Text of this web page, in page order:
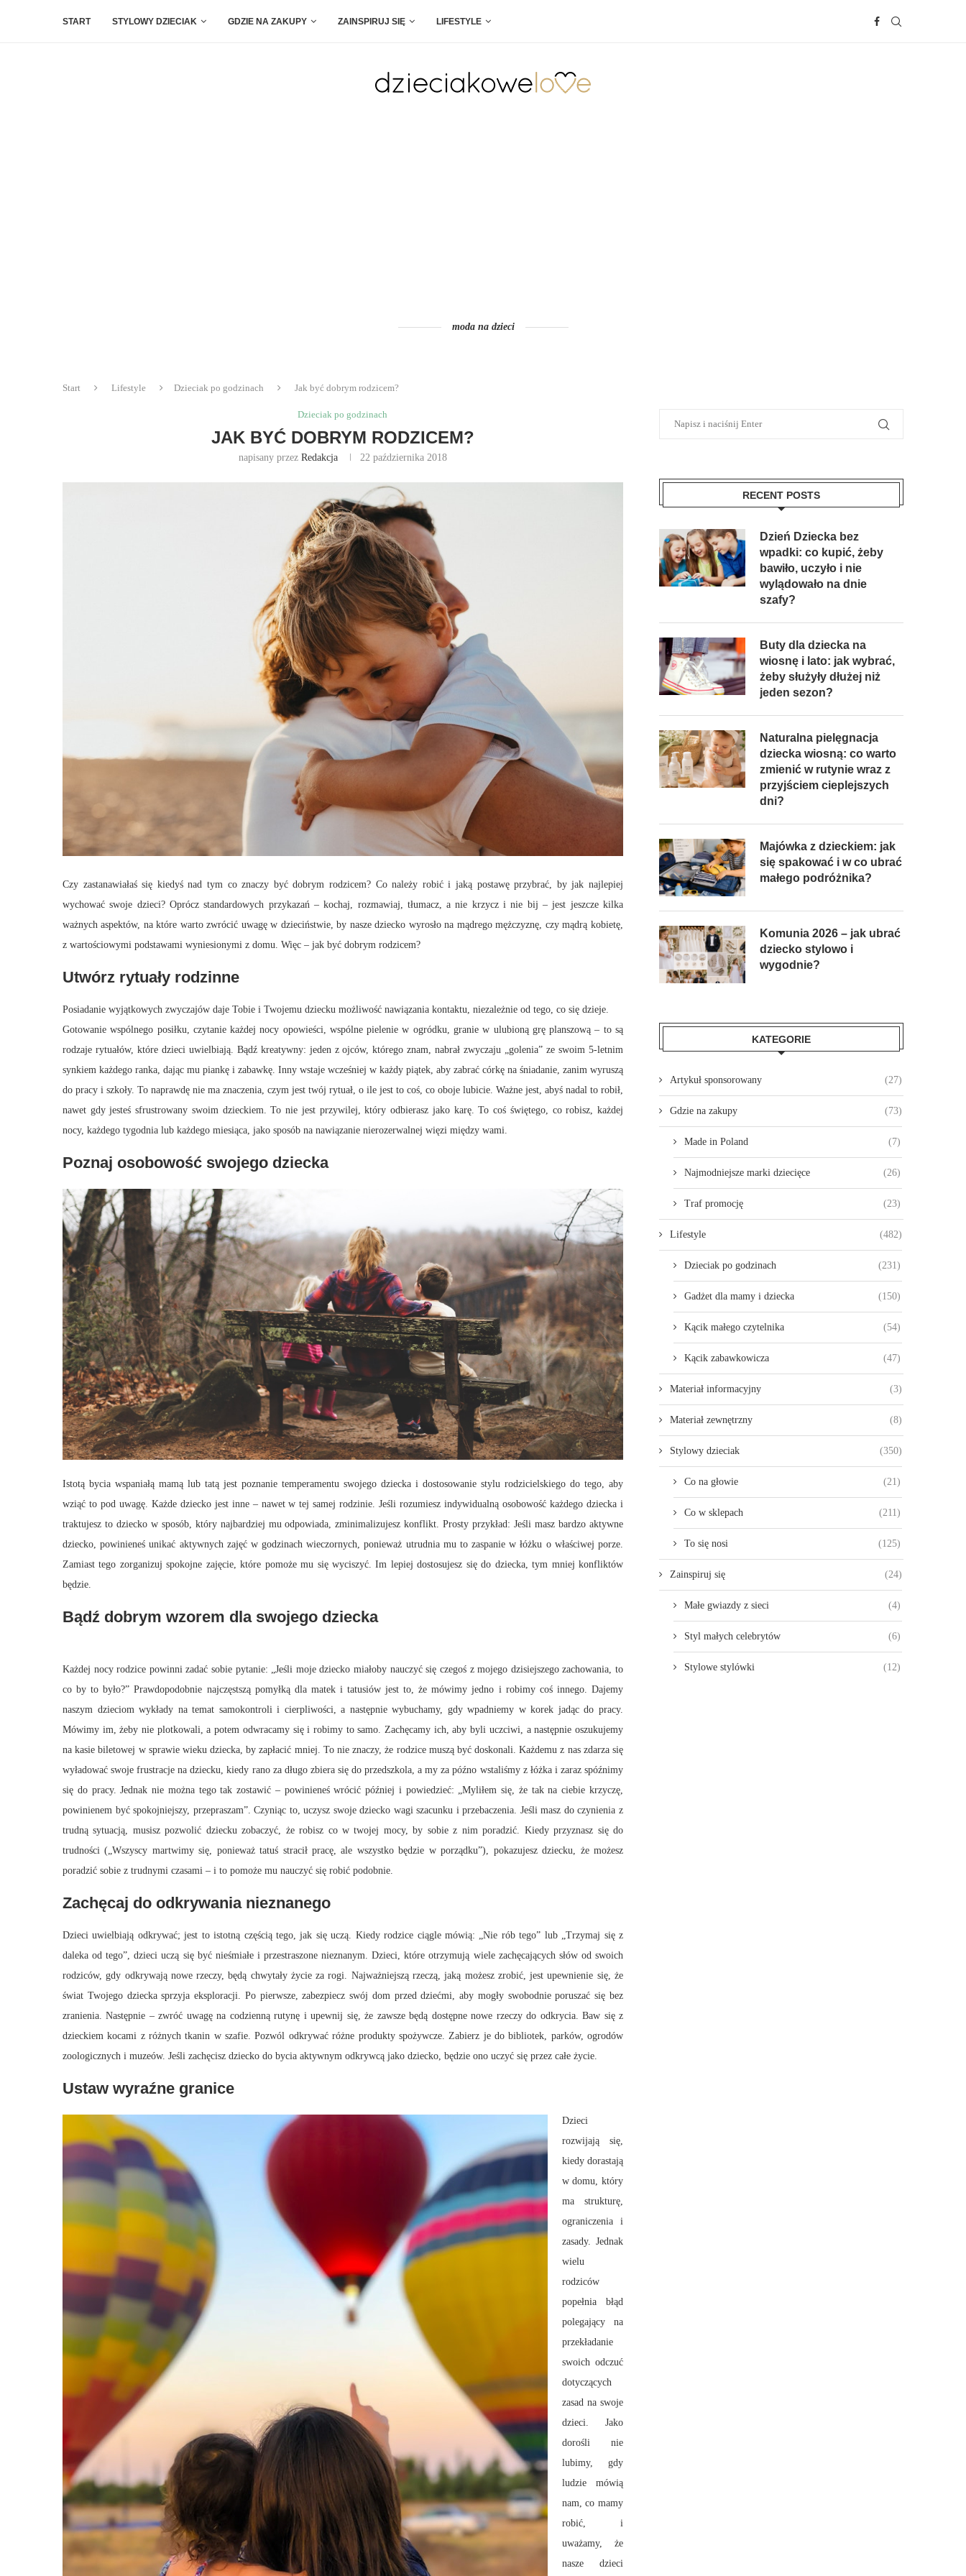
START STYLOWY DZIECIAK GDZIE NA ZAKUPY ZAINSPIRUJ SIĘ LIFESTYLE
moda na dzieci
Start Lifestyle Dzieciak po godzinach Jak być dobrym rodzicem?
Dzieciak po godzinach
JAK BYĆ DOBRYM RODZICEM?
napisany przez Redakcja 22 października 2018
Czy zastanawiałaś się kiedyś nad tym co znaczy być dobrym rodzicem? Co należy robić i jaką postawę przybrać, by jak najlepiej
wychować swoje dzieci? Oprócz standardowych przykazań – kochaj, rozmawiaj, tłumacz, a nie krzycz i nie bij – jest jeszcze kilka
ważnych aspektów, na które warto zwrócić uwagę w dzieciństwie, by nasze dziecko wyrosło na mądrego mężczyznę, czy mądrą kobietę,
z wartościowymi podstawami wyniesionymi z domu. Więc – jak być dobrym rodzicem?
Utwórz rytuały rodzinne
Posiadanie wyjątkowych zwyczajów daje Tobie i Twojemu dziecku możliwość nawiązania kontaktu, niezależnie od tego, co się dzieje.
Gotowanie wspólnego posiłku, czytanie każdej nocy opowieści, wspólne pielenie w ogródku, granie w ulubioną grę planszową – to są
rodzaje rytuałów, które dzieci uwielbiają. Bądź kreatywny: jeden z ojców, którego znam, nabrał zwyczaju „golenia” ze swoim 5-letnim
synkiem każdego ranka, dając mu piankę i zabawkę. Inny wstaje wcześniej w każdy piątek, aby zabrać córkę na śniadanie, zanim wyruszą
do pracy i szkoły. To naprawdę nie ma znaczenia, czym jest twój rytuał, o ile jest to coś, co oboje lubicie. Ważne jest, abyś nadal to robił,
nawet gdy jesteś sfrustrowany swoim dzieckiem. To nie jest przywilej, który odbierasz jako karę. To coś świętego, co robisz, każdej
nocy, każdego tygodnia lub każdego miesiąca, jako sposób na nawiązanie nierozerwalnej więzi między wami.
Poznaj osobowość swojego dziecka
Istotą bycia wspaniałą mamą lub tatą jest poznanie temperamentu swojego dziecka i dostosowanie stylu rodzicielskiego do tego, aby
wziąć to pod uwagę. Każde dziecko jest inne – nawet w tej samej rodzinie. Jeśli rozumiesz indywidualną osobowość każdego dziecka i
traktujesz to dziecko w sposób, który najbardziej mu odpowiada, zminimalizujesz konflikt. Prosty przykład: Jeśli masz bardzo aktywne
dziecko, powinieneś unikać aktywnych zajęć w godzinach wieczornych, ponieważ utrudnia mu to zaspanie w łóżku o właściwej porze.
Zamiast tego zorganizuj spokojne zajęcie, które pomoże mu się wyciszyć. Im lepiej dostosujesz się do dziecka, tym mniej konfliktów
będzie.
Bądź dobrym wzorem dla swojego dziecka
Każdej nocy rodzice powinni zadać sobie pytanie: „Jeśli moje dziecko miałoby nauczyć się czegoś z mojego dzisiejszego zachowania, to
co by to było?”Prawdopodobnie najczęstszą pomyłką dla matek i tatusiów jest to, że mówimy jedno i robimy coś innego. Dajemy
naszym dzieciom wykłady na temat samokontroli i cierpliwości, a następnie wybuchamy, gdy wpadniemy w korek jadąc do pracy.
Mówimy im, żeby nie plotkowali, a potem odwracamy się i robimy to samo. Zachęcamy ich, aby byli uczciwi, a następnie oszukujemy
na kasie biletowej w sprawie wieku dziecka, by zapłacić mniej. To nie znaczy, że rodzice muszą być doskonali.Każdemu z nas zdarza się
wyładować swoje frustracje na dziecku, kiedy rano za długo zbiera się do przedszkola, a my za późno wstaliśmy z łóżka i zaraz spóźnimy
się do pracy.Jednak nie można tego tak zostawić – powinieneś wrócić później i powiedzieć: „Myliłem się, że tak na ciebie krzyczę,
powinienem być spokojniejszy, przepraszam”.Czyniąc to, uczysz swoje dziecko wagi szacunku i przebaczenia. Jeśli masz do czynienia z
trudną sytuacją, musisz pozwolić dziecku zobaczyć, że robisz co w twojej mocy, by sobie z nim poradzić. Kiedy przyznasz się do
trudności („Wszyscy martwimy się, ponieważ tatuś stracił pracę, ale wszystko będzie w porządku”), pokazujesz dziecku, że możesz
poradzić sobie z trudnymi czasami – i to pomoże mu nauczyć się robić podobnie.
Zachęcaj do odkrywania nieznanego
Dzieci uwielbiają odkrywać; jest to istotną częścią tego, jak się uczą. Kiedy rodzice ciągle mówią: „Nie rób tego” lub „Trzymaj się z
daleka od tego”, dzieci uczą się być nieśmiałe i przestraszone nieznanym. Dzieci, które otrzymują wiele zachęcających słów od swoich
rodziców, gdy odkrywają nowe rzeczy, będą chwytały życie za rogi. Najważniejszą rzeczą, jaką możesz zrobić, jest upewnienie się, że
świat Twojego dziecka sprzyja eksploracji. Po pierwsze, zabezpiecz swój dom przed dziećmi, aby mogły swobodnie poruszać się bez
zranienia. Następnie – zwróć uwagę na codzienną rutynę i upewnij się, że zawsze będą dostępne nowe rzeczy do odkrycia. Baw się z
dzieckiem kocami z różnych tkanin w szafie. Pozwól odkrywać różne produkty spożywcze. Zabierz je do bibliotek, parków, ogrodów
zoologicznych i muzeów. Jeśli zachęcisz dziecko do bycia aktywnym odkrywcą jako dziecko, będzie ono uczyć się przez całe życie.
Ustaw wyraźne granice
Dzieci
rozwijają się,
kiedy dorastają
w domu, który
ma strukturę,
ograniczenia i
zasady. Jednak
wielu
rodziców
popełnia błąd
polegający na
przekładanie
swoich odczuć
dotyczących
zasad na swoje
dzieci. Jako
dorośli nie
lubimy, gdy
ludzie mówią
nam, co mamy
robić, i
uważamy, że
nasze dzieci
RECENT POSTS
Dzień Dziecka bez
wpadki: co kupić, żeby
bawiło, uczyło i nie
wylądowało na dnie
szafy?
Buty dla dziecka na
wiosnę i lato: jak wybrać,
żeby służyły dłużej niż
jeden sezon?
Naturalna pielęgnacja
dziecka wiosną: co warto
zmienić w rutynie wraz z
przyjściem cieplejszych
dni?
Majówka z dzieckiem: jak
się spakować i w co ubrać
małego podróżnika?
Komunia 2026 – jak ubrać
dziecko stylowo i
wygodnie?
KATEGORIE
Artykuł sponsorowany (27)
Gdzie na zakupy (73)
Made in Poland (7)
Najmodniejsze marki dziecięce (26)
Traf promocję (23)
Lifestyle (482)
Dzieciak po godzinach (231)
Gadżet dla mamy i dziecka (150)
Kącik małego czytelnika (54)
Kącik zabawkowicza (47)
Materiał informacyjny (3)
Materiał zewnętrzny (8)
Stylowy dzieciak (350)
Co na głowie (21)
Co w sklepach (211)
To się nosi (125)
Zainspiruj się (24)
Małe gwiazdy z sieci (4)
Styl małych celebrytów (6)
Stylowe stylówki (12)